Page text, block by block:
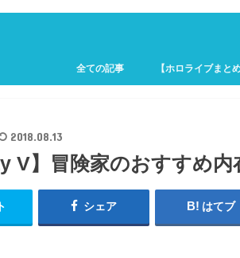
全ての記事 【ホロライブまと
2018.08.13
V】冒険家のおすすめ内
シェア はてブ